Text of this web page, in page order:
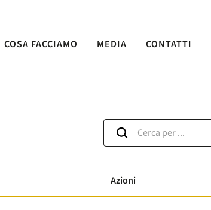
COSA FACCIAMO MEDIA CONTATTI
Azioni